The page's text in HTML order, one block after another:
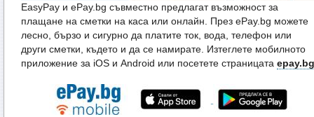
EasyPay и ePay.bg съвместно предлагат възможност за
плащане на сметки на каса или онлайн. През ePay.bg можете
лесно, бързо и сигурно да платите ток, вода, телефон или
други сметки, където и да се намирате. Изтеглете мобилното
приложение за iOS и Android или посетете страницата